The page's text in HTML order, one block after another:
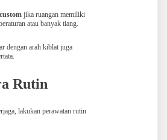
jika ruangan memiliki
atau banyak tiang.
dengan arah kiblat juga
Rutin
lakukan perawatan rutin